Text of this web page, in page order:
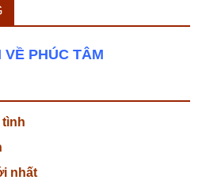
VỀ PHÚC TÂM
tình
nhất